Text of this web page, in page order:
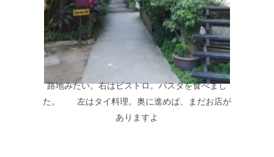
路地みたい。右はビストロ。パスタを食べまし
た。 左はタイ料理。奥に進めば、まだお店が
ありますよ